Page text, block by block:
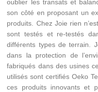
oublier les transats et
son côté en proposant un
produits. Chez Joie rien
sont testés et re-testés
différents types de terrain.
dans la protection de
fabriqués dans des usines
utilisés sont certifiés Oeko
ces produits innovants et